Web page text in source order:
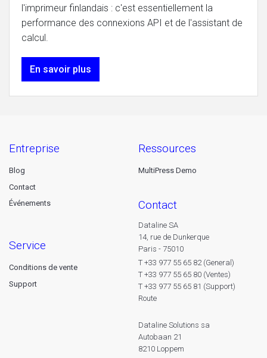
l'imprimeur finlandais : c'est essentiellement la
performance des connexions API et de l'assistant de
calcul.
En savoir plus
entreprise
Blog
Contact
Événements
service
Conditions de vente
Support
ressources
MultiPress Demo
contact
Dataline SA
14, rue de Dunkerque
Paris - 75010
T +33 977 55 65 82 (General)
T +33 977 55 65 80 (Ventes)
T +33 977 55 65 81 (Support)
Route
Dataline Solutions sa
Autobaan 21
8210 Loppem